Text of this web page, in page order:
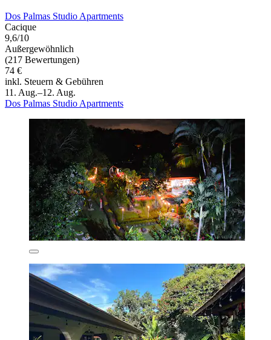
Dos Palmas Studio Apartments
Cacique
9,6/10
Außergewöhnlich
(217 Bewertungen)
74 €
inkl. Steuern & Gebühren
11. Aug.–12. Aug.
Dos Palmas Studio Apartments